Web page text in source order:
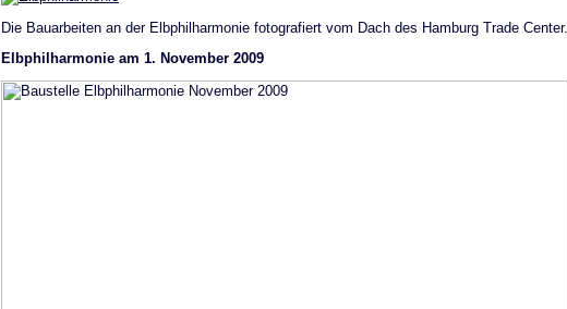
Die Bauarbeiten an der Elbphilharmonie fotografiert vom Dach des Hamburg Trade Center.
Elbphilharmonie am 1. November 2009